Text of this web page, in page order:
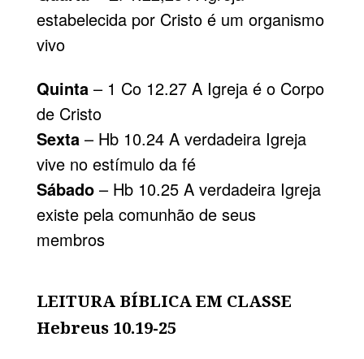
estabelecida por Cristo é um organismo
vivo
Quinta – 1 Co 12.27 A Igreja é o Corpo
de Cristo
Sexta – Hb 10.24 A verdadeira Igreja
vive no estímulo da fé
Sábado – Hb 10.25 A verdadeira Igreja
existe pela comunhão de seus
membros
LEITURA BÍBLICA EM CLASSE
Hebreus 10.19-25